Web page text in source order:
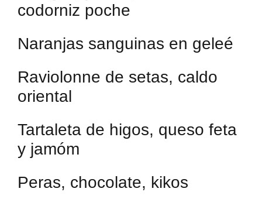
codorniz poche
Naranjas sanguinas en geleé
Raviolonne de setas, caldo
oriental
Tartaleta de higos, queso feta
y jamóm
Peras, chocolate, kikos